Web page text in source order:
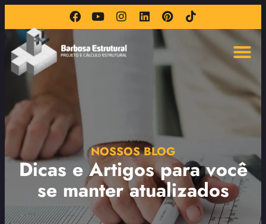
NOSSOS BLOG
Dicas e Artigos para você
se manter atualizados